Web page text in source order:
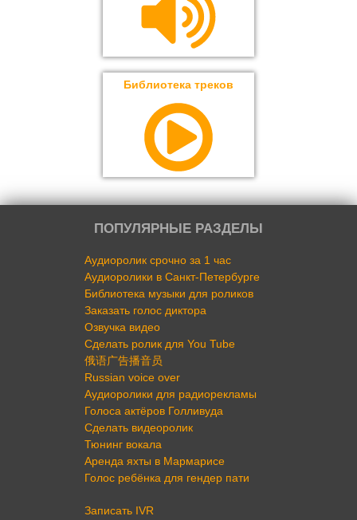
Библиотека треков
ПОПУЛЯРНЫЕ РАЗДЕЛЫ
Аудиоролик срочно за 1 час
Аудиоролики в Санкт-Петербурге
Библиотека музыки для роликов
Заказать голос диктора
Озвучка видео
Сделать ролик для You Tube
俄语广告播音员
Russian voice over
Аудиоролики для радиорекламы
Голоса актёров Голливуда
Сделать видеоролик
Тюнинг вокала
Аренда яхты в Мармарисе
Голос ребёнка для гендер пати
Записать IVR